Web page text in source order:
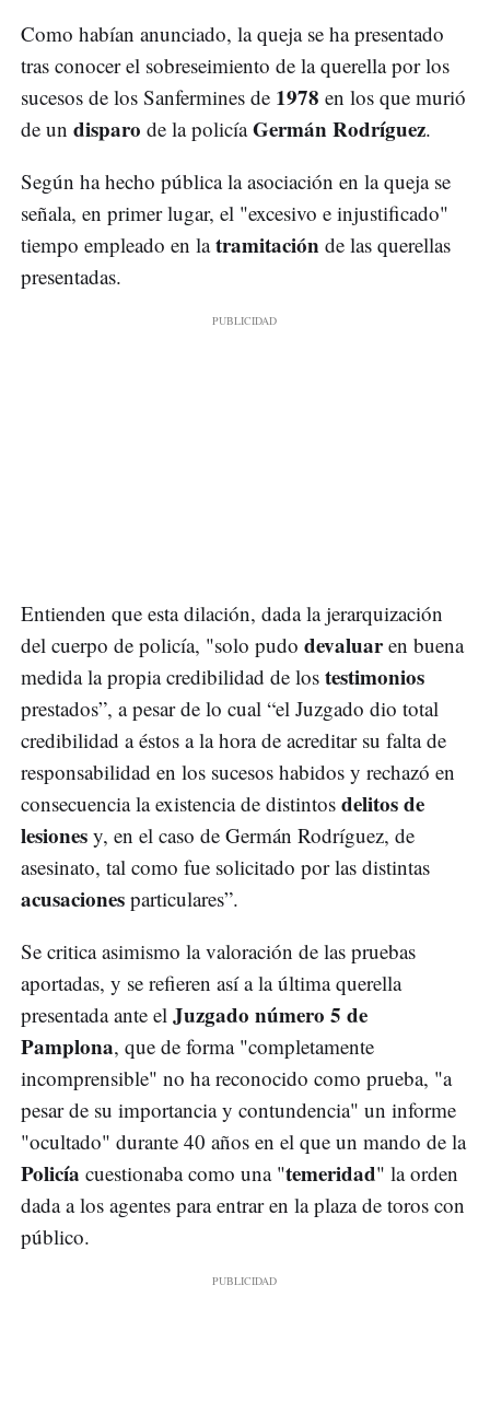
Como habían anunciado, la queja se ha presentado
tras conocer el sobreseimiento de la querella por los
sucesos de los Sanfermines de 1978 en los que murió
de un disparo de la policíaGermán Rodríguez.
Según ha hecho pública la asociación en la queja se
señala, en primer lugar, el "excesivo e injustificado"
tiempo empleado en latramitación de las querellas
presentadas.
Entienden que esta dilación, dada la jerarquización
del cuerpo de policía, "solo pudo devaluaren buena
medida la propia credibilidad de los testimonios
prestados”, a pesar de lo cual “el Juzgado dio total
credibilidad a éstos a la hora de acreditar su falta de
responsabilidad en los sucesos habidos y rechazó en
consecuencia la existencia de distintos delitos de
lesiones y, en el caso de Germán Rodríguez, de
asesinato, tal como fue solicitado por las distintas
acusaciones particulares”.
Se critica asimismo la valoración de las pruebas
aportadas, y se refieren así a la última querella
presentada ante el Juzgado número 5 de
Pamplona, que de forma "completamente
incomprensible" no ha reconocido como prueba, "a
pesar de su importancia y contundencia" un informe
"ocultado" durante 40 años en el que un mando de la
Policía cuestionaba como una "temeridad" la orden
dada a los agentes para entrar en la plaza de toros con
público.